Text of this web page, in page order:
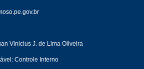
Vinicius J. de Lima Oliveira
Controle Interno